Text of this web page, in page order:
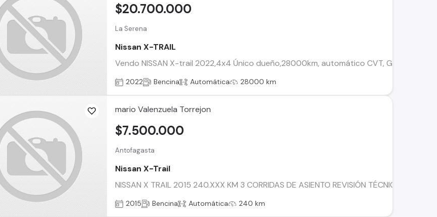
La Serena
Nissan X-TRAIL
Vendo NISSAN X-trail 2022,4x4 Único dueño,28000km, automático CVT, GPS
$20.700.000
2022 Bencina Automática 28000 km
mario Valenzuela Torrejon
Antofagasta
Nissan X-Trail
NISSAN X TRAIL 2015 240.XXX KM 3 CORRIDAS DE ASIENTO REVISIÓN TÉCNICA AL DÍA
$7.500.000
2015 Bencina Automática 240 km